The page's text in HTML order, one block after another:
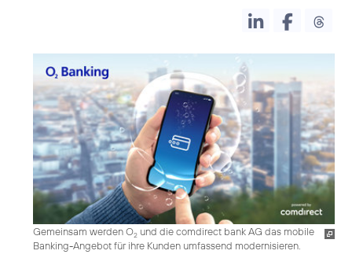
Gemeinsam werden O2 und die comdirect bank AG das mobile
Banking-Angebot für ihre Kunden umfassend modernisieren.